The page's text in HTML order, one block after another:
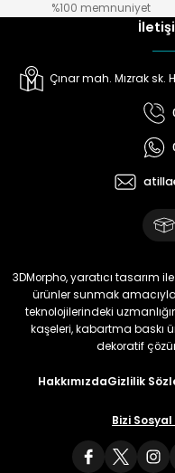
%100 memnuniyet
Çınar mah. Mızrak
3DMorpho, yaratıcı tasarım
ürünler sunmak
teknolojilerindeki
kaşeleri, kabartma baskı
dekoratif
HakkımızdaGizlilik
Bizi